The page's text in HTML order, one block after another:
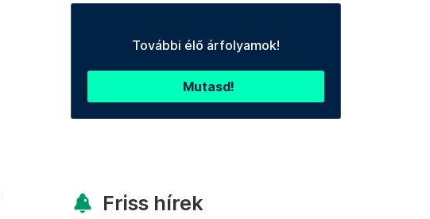
További élő árfolyamok!
Mutasd!
Friss hírek